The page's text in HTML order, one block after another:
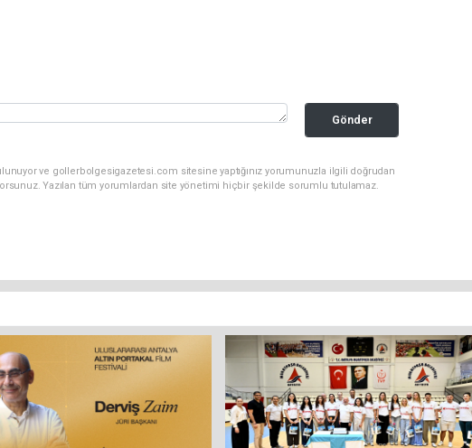
Gönder
ve gollerbolgesigazetesi.com sitesine yaptığınız yorumunuzla ilgili doğrudan
Yazılan tüm yorumlardan site yönetimi hiçbir şekilde sorumlu tutulamaz.